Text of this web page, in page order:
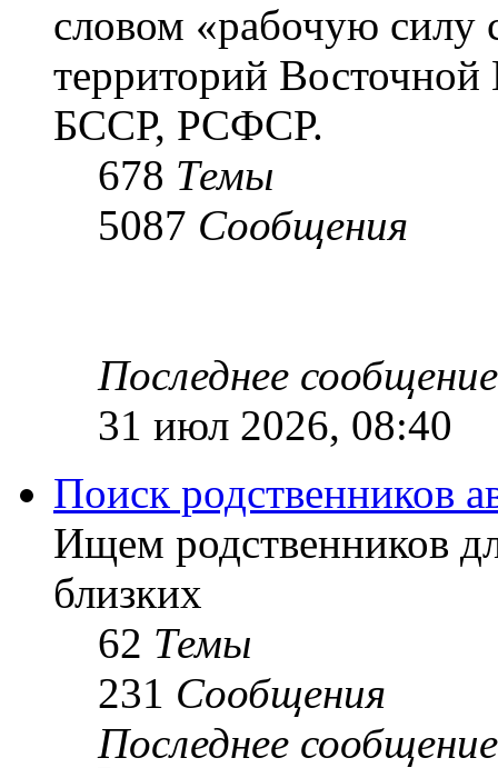
словом «рабочую силу
территорий
БССР, РСФСР.
678 Темы
5087 Сообщения
Последнее сообщение
31 июл 2026, 08:40
Поиск родственников
Ищем родственников
близких
62 Темы
231 Сообщения
Последнее сообщение